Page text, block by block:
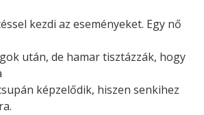
kezdi az eseményeket. Egy nő
után, de hamar tisztázzák, hogy
képzelődik, hiszen senkihez